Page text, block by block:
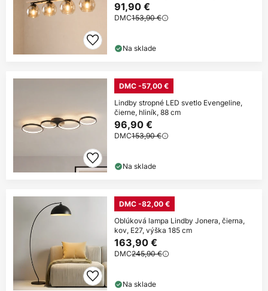
91,90 €
DMC153,90 €
Na sklade
DMC -57,00 €
Lindby stropné LED svetlo Evengeline,
čierne, hliník, 88 cm
96,90 €
DMC153,90 €
Na sklade
DMC -82,00 €
Oblúková lampa Lindby Jonera, čierna,
kov, E27, výška 185 cm
163,90 €
DMC245,90 €
Na sklade